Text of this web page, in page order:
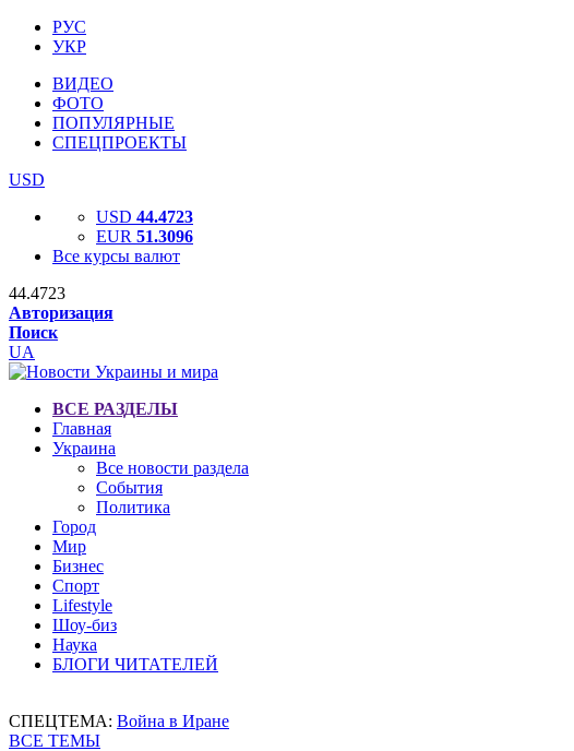
РУС
УКР
ВИДЕО
ФОТО
ПОПУЛЯРНЫЕ
СПЕЦПРОЕКТЫ
USD
USD 44.4723
EUR 51.3096
Все курсы валют
44.4723
Авторизация
Поиск
UA
ВСЕ РАЗДЕЛЫ
Главная
Украина
Все новости раздела
События
Политика
Город
Мир
Бизнес
Спорт
Lifestyle
Шоу-биз
Наука
БЛОГИ ЧИТАТЕЛЕЙ
СПЕЦТЕМА: Война в Иране
ВСЕ ТЕМЫ